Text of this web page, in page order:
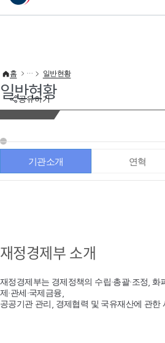
이 누리집은 대한민국 공식 전자정부 누리집입니다.
공유하기
홈 일반현황
일반현황
기관소개 연혁
재정경제부 소개
재정경제부는 경제정책의 수립·총괄·조정, 화
제·관세·국제금융,
공공기관 관리, 경제협력 및 국유재산에 관한